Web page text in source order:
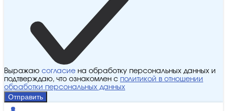
Выражаю согласие на обработку персональных данных и
подтверждаю, что ознакомлен с политикой в отношении
обработки персональных данных
Отправить